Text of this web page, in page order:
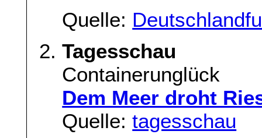
Quelle:
Tagesschau
Containerunglück
Dem Meer droht
Quelle:tagesschau